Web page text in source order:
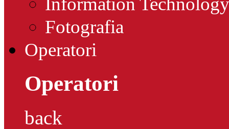
Fotografia
Operatori
Operatori
back